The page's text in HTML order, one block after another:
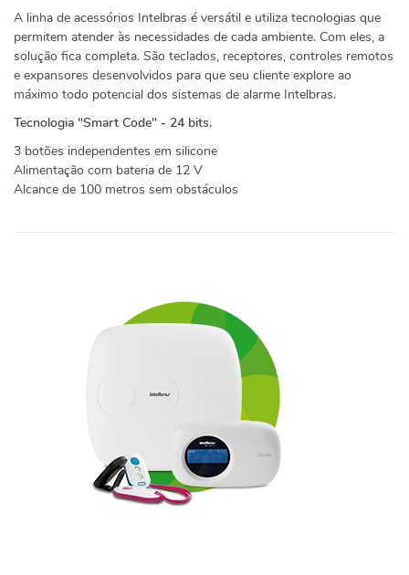
A linha de acessórios Intelbras é versátil e utiliza tecnologias que
permitem atender às necessidades de cada ambiente. Com eles, a
solução fica completa. São teclados, receptores, controles remotos
e expansores desenvolvidos para que seu cliente explore ao
máximo todo potencial dos sistemas de alarme Intelbras.
Tecnologia "Smart Code" - 24 bits.
3 botões independentes em silicone
Alimentação com bateria de 12 V
Alcance de 100 metros sem obstáculos